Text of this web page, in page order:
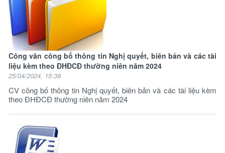
Công văn công bố thông tin Nghị quyết, biên bản và các tài
liệu kèm theo ĐHĐCĐ thường niên năm 2024
25/04/2024, 15:38
CV công bố thông tin Nghị quyết, biên bản và các tài liệu kèm
theo ĐHĐCĐ thường niên năm 2024